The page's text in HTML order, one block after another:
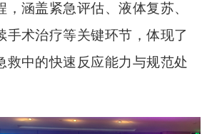
涵盖紧急评估、液体复苏、
手术治疗等关键环节，体现了
救中的快速反应能力与规范处